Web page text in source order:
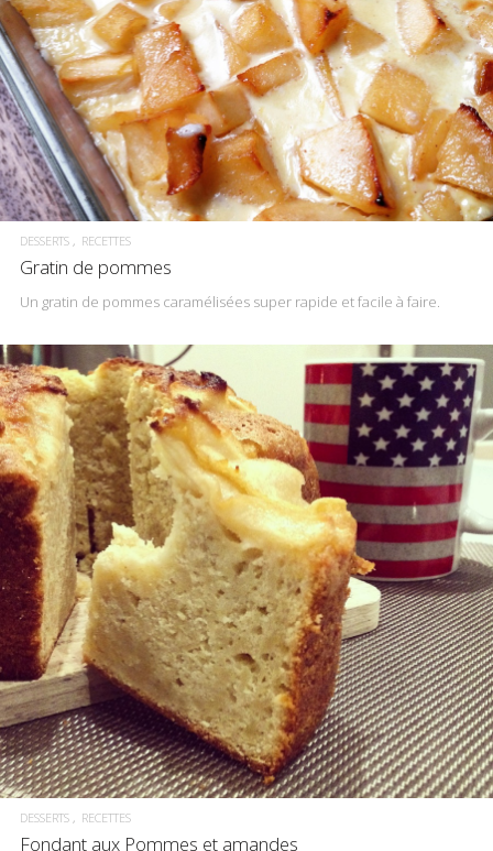
DESSERTS RECETTES
Gratin de pommes
Un gratin de pommes caramélisées super rapide et facile à faire.
DESSERTS RECETTES
Fondant aux Pommes et amandes